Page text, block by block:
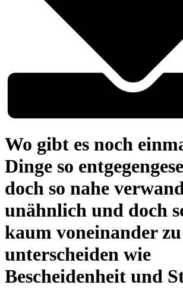
Wo gibt es noch
Dinge so
doch so nahe
unähnlich und doch
kaum voneinander zu
unterscheiden wie
Bescheidenheit und